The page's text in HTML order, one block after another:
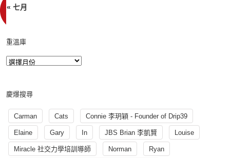
« 七月
重溫庫
慶爆搜尋
Carman Cats Connie 李玥穎 - Founder of Drip39
Elaine Gary In JBS Brian 李凱賢 Louise
Miracle 社交力學培訓導師 Norman Ryan